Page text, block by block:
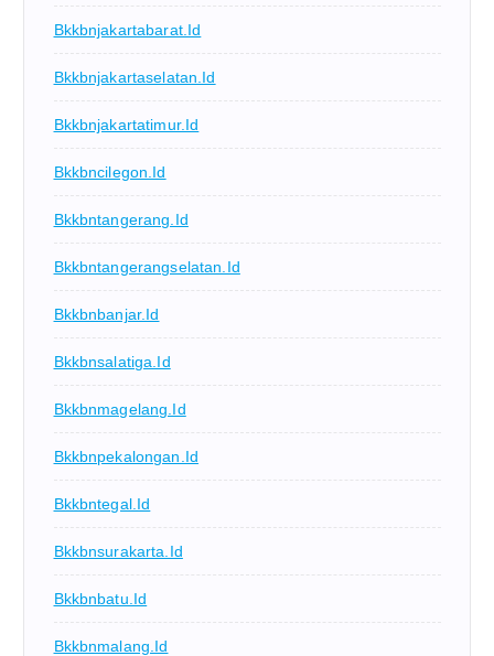
Bkkbnjakartabarat.id
Bkkbnjakartaselatan.id
Bkkbnjakartatimur.id
Bkkbncilegon.id
Bkkbntangerang.id
Bkkbntangerangselatan.id
Bkkbnbanjar.id
Bkkbnsalatiga.id
Bkkbnmagelang.id
Bkkbnpekalongan.id
Bkkbntegal.id
Bkkbnsurakarta.id
Bkkbnbatu.id
Bkkbnmalang.id